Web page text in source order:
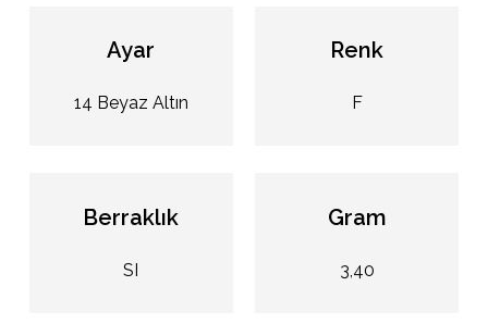
Ayar
14 Beyaz Altın
Renk
F
Berraklık
SI
Gram
3,40